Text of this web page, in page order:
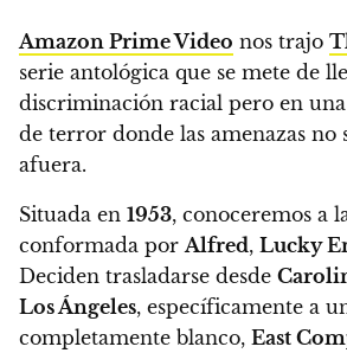
Amazon Prime Video nos trajo
serie antológica que se mete de
discriminación racial pero en
de terror donde las amenazas no
afuera.
Situada en 1953, conoceremos a
conformada porAlfred, Lucky
Deciden trasladarse desde
Los Ángeles, específicamente a
completamente blanco, East